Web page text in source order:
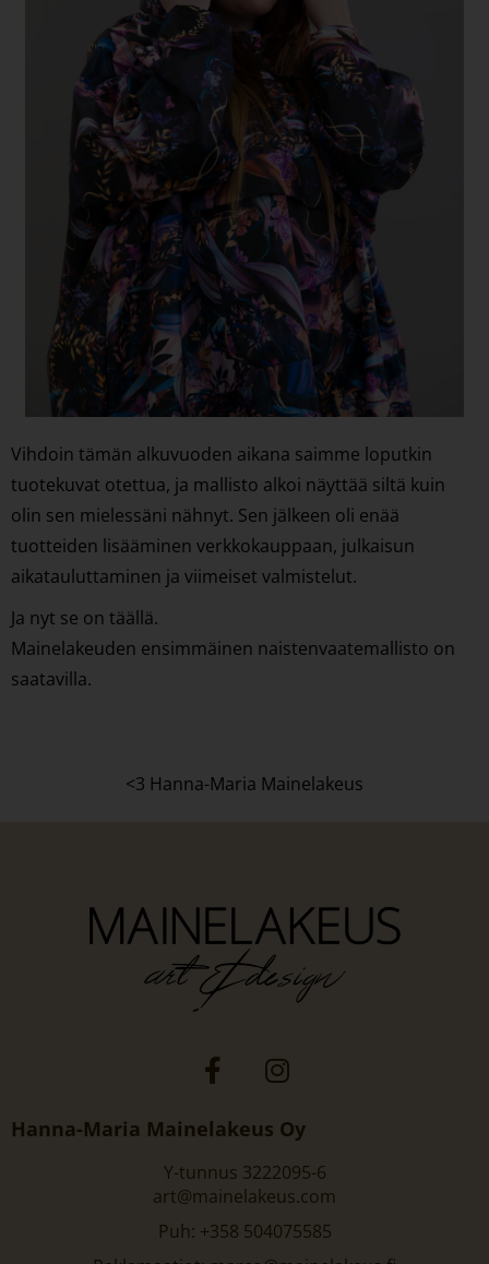
Vihdoin tämän alkuvuoden aikana saimme loputkin
tuotekuvat otettua, ja mallisto alkoi näyttää siltä kuin
olin sen mielessäni nähnyt. Sen jälkeen oli enää
tuotteiden lisääminen verkkokauppaan, julkaisun
aikatauluttaminen ja viimeiset valmistelut.
Ja nyt se on täällä.
Mainelakeuden ensimmäinen naistenvaatemallisto on
saatavilla.
<3 Hanna-Maria Mainelakeus
Hanna-Maria Mainelakeus Oy
Y-tunnus 3222095-6
art@mainelakeus.com
Puh: +358 504075585